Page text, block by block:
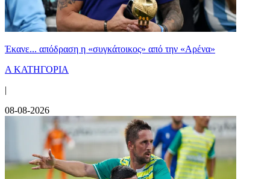
Έκανε... απόδραση η «συγκάτοικος» από την «Αρένα»
Α ΚΑΤΗΓΟΡΙΑ
|
08-08-2026